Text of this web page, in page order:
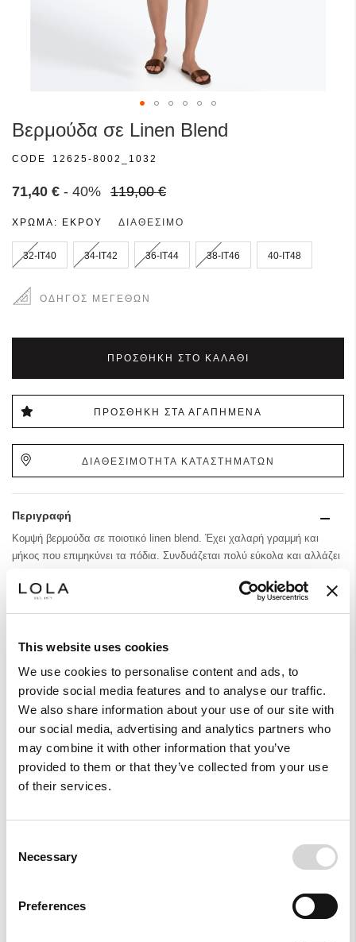
This website uses cookies
We use cookies to personalise content and ads, to
provide social media features and to analyse our traffic.
We also share information about your use of our site with
our social media, advertising and analytics partners who
may combine it with other information that you’ve
provided to them or that they’ve collected from your use
of their services.
Selection
Necessary
Preferences
Βερμούδα σε Linen Blend
CODE 12625-8002_1032
119,00 €
- 40%
71,40 €
ΧΡΩΜΑ: ΕΚΡΟΎ ΔΙΑΘΈΣΙΜΟ
32-IT40 34-IT42 36-IT44 38-IT46 40-IT48
ΟΔΗΓΌΣ ΜΕΓΕΘΏΝ
ΠΡΟΣΘΉΚΗ ΣΤΟ ΚΑΛΆΘΙ
ΠΡΟΣΘΉΚΗ ΣΤΑ ΑΓΑΠΗΜΈΝΑ
ΔΙΑΘΕΣΙΜΟΤΗΤΑ ΚΑΤΑΣΤΗΜΑΤΩΝ
Περιγραφή
Κομψή βερμούδα σε ποιοτικό linen blend. Έχει χαλαρή γραμμή και
μήκος που επιμηκύνει τα πόδια. Συνδυάζεται πολύ εύκολα και αλλάζει
ίδιο ύφασμα αλλά και με ένα απλό t-shirt.
Σύνθεση & Φροντίδα
Μετάβαση
στην
αρχή
συλλογής
εικόνων
Style With